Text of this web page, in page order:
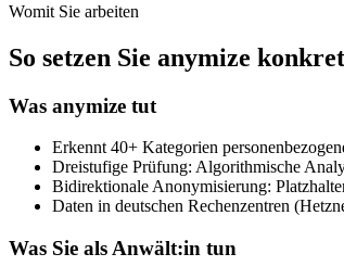
Womit Sie arbeiten
So setzen Sie anymize
Was anymize tut
Erkennt 40+ Kategorien
Dreistufige Prüfung: Algorithmische
Bidirektionale Anonymisierung:
Daten in deutschen Rechenzentren
Was Sie als Anwält:in tun